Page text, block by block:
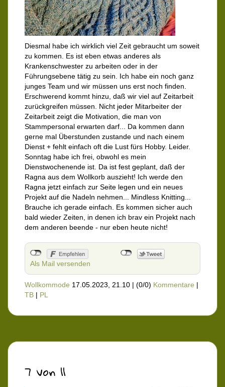
Diesmal habe ich wirklich viel Zeit gebraucht um soweit
zu kommen. Es ist eben etwas anderes als
Krankenschwester zu arbeiten oder in der
Führungsebene tätig zu sein. Ich habe ein noch ganz
junges Team und wir müssen uns erst noch finden.
Erschwerend kommt hinzu, daß wir viel auf Zeitarbeit
zurückgreifen müssen. Nicht jeder Mitarbeiter der
Zeitarbeit zeigt die Motivation, die man von
Stammpersonal erwarten darf... Da kommen dann
gerne mal Überstunden zustande und nach einem
Dienst + fehlt einfach oft die Lust fürs Hobby. Leider.
Sonntag habe ich frei, obwohl es mein
Dienstwochenende ist. Da ist fest geplant, daß der
Ragna aus dem Wollkorb auszieht! Ich werde den
Ragna jetzt einfach zur Seite legen und ein neues
Projekt auf die Nadeln nehmen... Mindless Knitting...
Brauche ich gerade einfach. Es kommen sicher auch
bald wieder Zeiten, in denen ich brav ein Projekt nach
dem anderen beende - nur eben heute nicht!
Als Mail versenden
Wollkommode 17.05.2023, 21.10 | (0/0) Kommentare |
TB | PL
7 von 11